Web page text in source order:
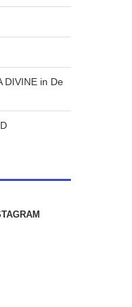
DIVINE in De